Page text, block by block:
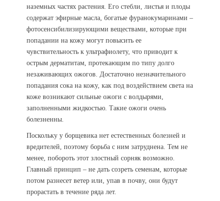
наземных частях растения. Его стебли, листья и плоды
содержат эфирные масла, богатые фуранокумаринами –
фотосенсибилизирующими веществами, которые при
попадании на кожу могут повысить ее
чувствительность к ультрафиолету, что приводит к
острым дерматитам, протекающим по типу долго
незаживающих ожогов. Достаточно незначительного
попадания сока на кожу, как под воздействием света на
коже возникают сильные ожоги с волдырями,
заполненными жидкостью. Такие ожоги очень
болезненны.
Поскольку у борщевика нет естественных болезней и
вредителей, поэтому борьба с ним затруднена. Тем не
менее, побороть этот злостный сорняк возможно.
Главный принцип – не дать созреть семенам, которые
потом разнесет ветер или, упав в почву, они будут
прорастать в течение ряда лет.